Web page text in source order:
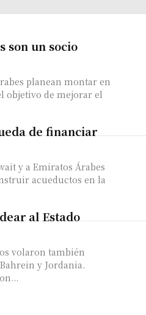
son un socio
planean montar en
objetivo de mejorar el
de financiar
y a Emiratos Árabes
acueductos en la
al Estado
volaron también
y Jordania.